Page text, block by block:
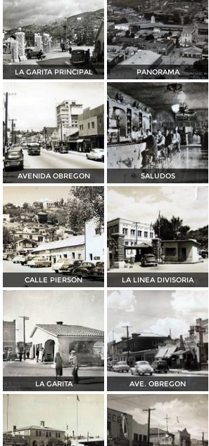
LA GARITA PRINCIPAL PANORAMA
AVENIDA OBREGON SALUDOS
CALLE PIERSON LA LINEA DIVISORIA
LA GARITA AVE. OBREGON